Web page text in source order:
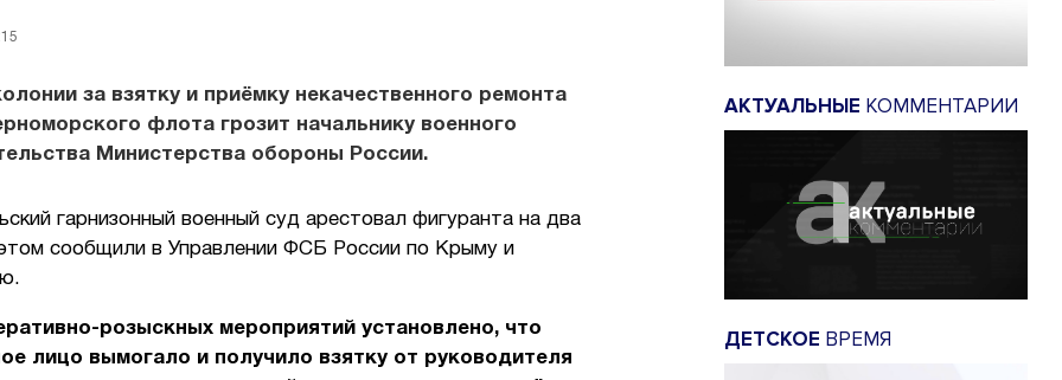
за взятку и приёмку некачественного ремонта
флота грозит начальнику военного
Министерства обороны России.
гарнизонный военный суд арестовал фигуранта на два
сообщили в Управлении ФСБ России по Крыму и
розыскных мероприятий установлено, что
лицо вымогало и получило взятку от руководителя
АКТУАЛЬНЫЕ КОММЕНТАРИИ
ДЕТСКОЕ ВРЕМЯ